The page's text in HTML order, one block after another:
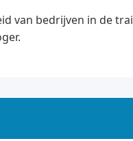
van bedrijven in de